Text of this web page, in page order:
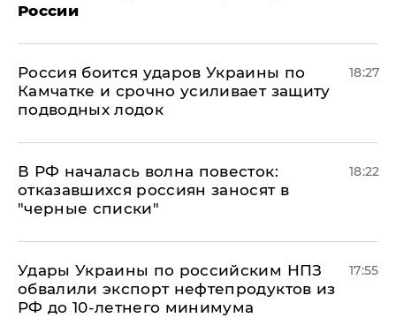
России
Россия боится ударов Украины по
Камчатке и срочно усиливает защиту
подводных лодок
18:27
​В РФ началась волна повесток:
отказавшихся россиян заносят в
"черные списки"
18:22
Удары Украины по российским НПЗ
обвалили экспорт нефтепродуктов из
РФ до 10-летнего минимума
17:55